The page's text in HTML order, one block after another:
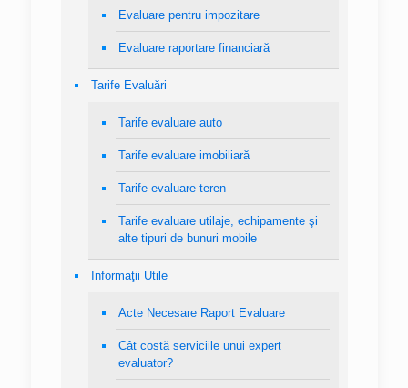
Evaluare pentru impozitare
Evaluare raportare financiară
Tarife Evaluări
Tarife evaluare auto
Tarife evaluare imobiliară
Tarife evaluare teren
Tarife evaluare utilaje, echipamente şi
alte tipuri de bunuri mobile
Informaţii Utile
Acte Necesare Raport Evaluare
Cât costă serviciile unui expert
evaluator?